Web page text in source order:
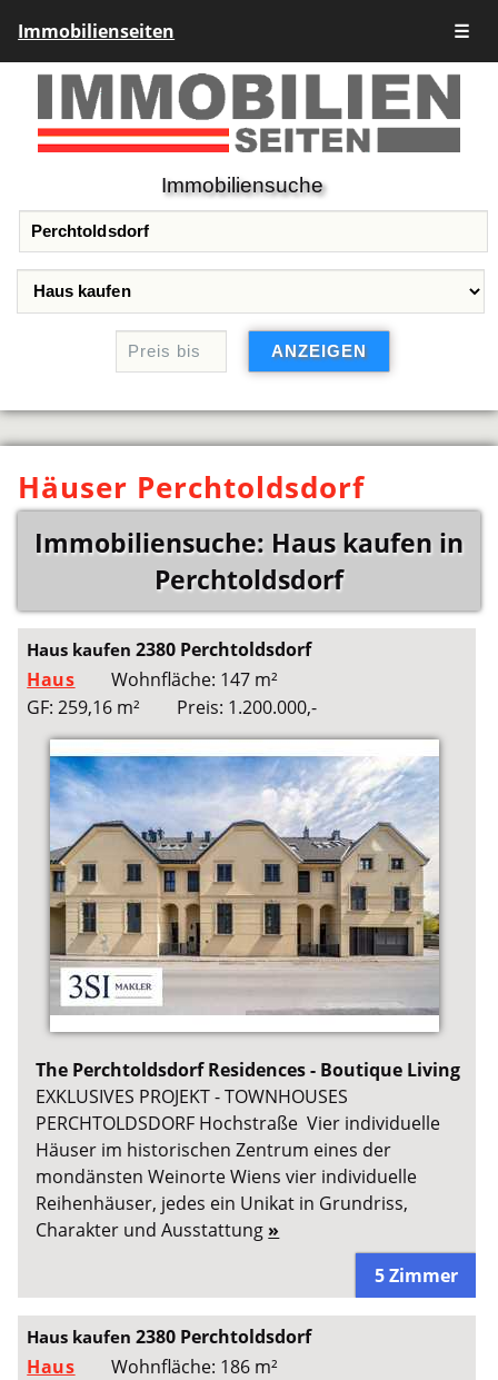
Immobilienseiten ☰
Immobiliensuche
Häuser Perchtoldsdorf
Immobiliensuche: Haus kaufen in
Perchtoldsdorf
Haus kaufen2380 Perchtoldsdorf
Haus
Wohnfläche: 147 m²
GF: 259,16 m²
Preis: 1.200.000,-
The Perchtoldsdorf Residences - Boutique Living
EXKLUSIVES PROJEKT - TOWNHOUSES
PERCHTOLDSDORF Hochstraße Vier individuelle
Häuser im historischen Zentrum eines der
mondänsten Weinorte Wiens vier individuelle
Reihenhäuser, jedes ein Unikat in Grundriss,
Charakter und Ausstattung »
5 Zimmer
Haus kaufen2380 Perchtoldsdorf
Haus
Wohnfläche: 186 m²